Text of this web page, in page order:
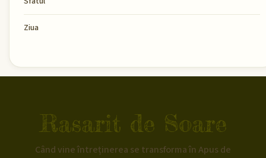
Ziua
Rasarit de Soare
Când vine întreținerea se transforma în Apus de